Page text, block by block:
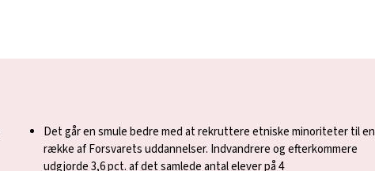
Det går en smule bedre med at rekruttere etniske minoriteter til en
række af Forsvarets uddannelser. Indvandrere og efterkommere
udgjorde 3,6 pct. af det samlede antal elever på 4